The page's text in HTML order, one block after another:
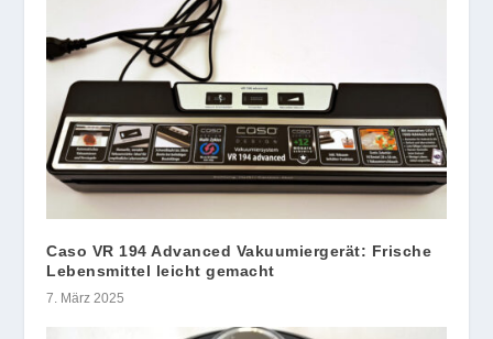
Caso VR 194 Advanced Vakuumiergerät: Frische
Lebensmittel leicht gemacht
7. März 2025